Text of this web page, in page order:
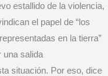
estallido de la violencia,
el papel de “los
en la tierra”
una salida
situación. Por eso, dice